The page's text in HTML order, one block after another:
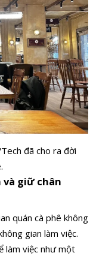
đã cho ra đời
và giữ chân
quán cà phê không
gian làm việc.
làm việc như một